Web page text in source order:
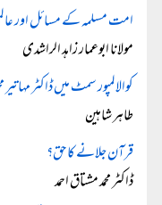
امت مسلمہ کے مسائل اور
مولانا ابوعمار زاہد الراشدی
کوالالمپور سمٹ میں ڈاکٹر
طاہر شاہین
قرآن جلانے کا حق؟
ڈاکٹر محمد مشتاق احمد